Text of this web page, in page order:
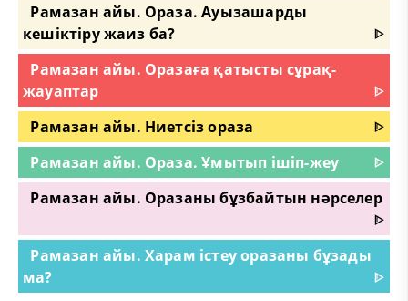
Рамазан айы. Ораза. Ауызашарды
кешіктіру жаиз ба?
ᐈ
Рамазан айы. Оразаға қатысты сұрақ-
жауаптар
ᐈ
Рамазан айы. Ниетсіз ораза
ᐈ
Рамазан айы. Ораза. Ұмытып ішіп-жеу
ᐈ
Рамазан айы. Оразаны бұзбайтын нәрселер
ᐈ
Рамазан айы. Харам істеу оразаны бұзады
ма?
ᐈ